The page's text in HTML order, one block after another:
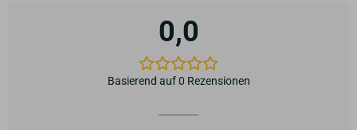
0,0
Basierend auf 0 Rezensionen